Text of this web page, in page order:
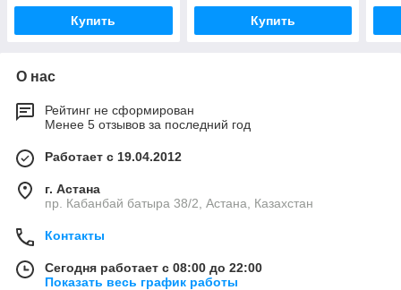
Купить Купить
О нас
Рейтинг не сформирован
Менее 5 отзывов за последний год
Работает с 19.04.2012
г. Астана
пр. Кабанбай батыра 38/2, Астана, Казахстан
Контакты
Сегодня работает с 08:00 до 22:00
Показать весь график работы